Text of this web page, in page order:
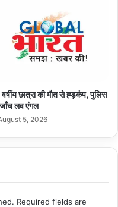
छात्रा की मौत से ह्ड़कंप, पुलिस
लव एंगल
5, 2026
Required fields are